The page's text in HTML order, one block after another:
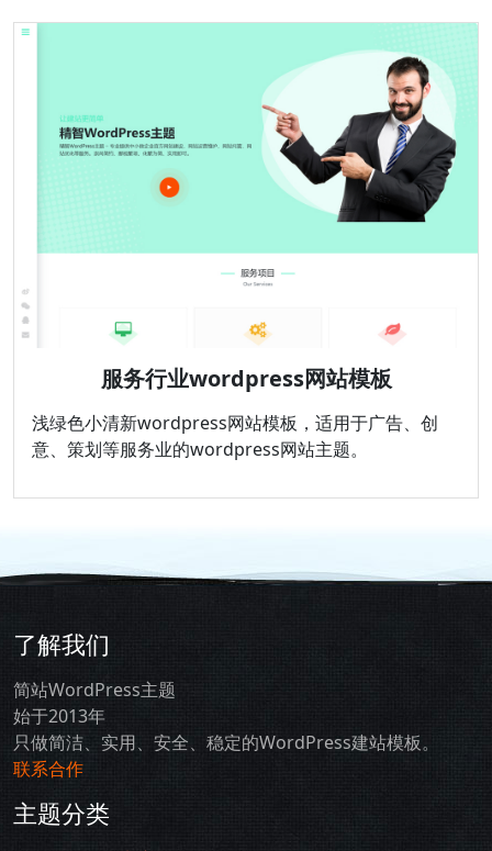
服务行业wordpress网站模板
浅绿色小清新wordpress网站模板，适用于广告、创
意、策划等服务业的wordpress网站主题。
了解我们
简站WordPress主题
始于2013年
只做简洁、实用、安全、稳定的WordPress建站模板。
联系合作
主题分类